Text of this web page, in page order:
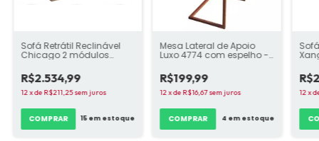
Sofá Retrátil Reclinável
Chicago 2 módulos
R$2.534,99
12xdeR$211,25 sem juros
COMPRAR 15em estoque
Mesa Lateral de Apoio
Luxo 4774 com espelho -
R$199,99
12xdeR$16,67sem juros
COMPRAR 4 em estoque
12x